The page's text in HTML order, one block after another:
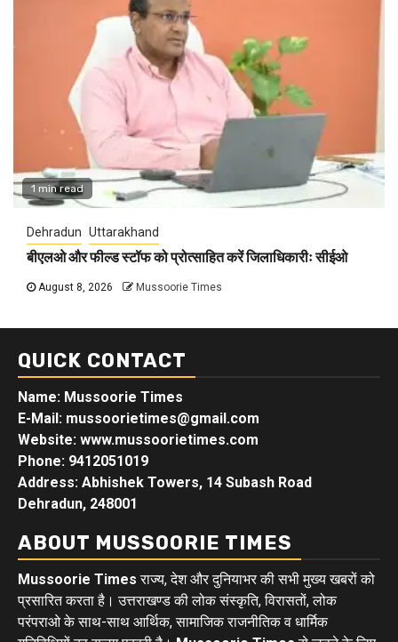
1 min read
Dehradun Uttarakhand
बीएलओ और फील्ड स्टॉफ को प्रोत्साहित करें जिलाधिकारीः सीईओ
August 8, 2026 Mussoorie Times
QUICK CONTACT
Name: Mussoorie Times
E-Mail: mussoorietimes@gmail.com
Website: www.mussoorietimes.com
Phone: 9412051019
Address: Abhishek Towers, 14 Subash Road
Dehradun, 248001
ABOUT MUSSOORIE TIMES
Mussoorie Times राज्य, देश और दुनियाभर की सभी मुख्य खबरों को
प्रसारित करता है। उत्तराखण्ड की लोक संस्कृति, विरासतों, लोक
परंपराओ के साथ-साथ आर्थिक, सामाजिक राजनीतिक व धार्मिक